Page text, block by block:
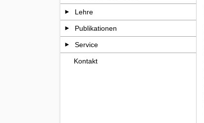
Lehre
Publikationen
Service
Kontakt